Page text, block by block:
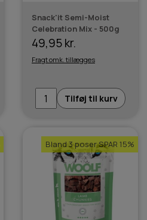
Snack'it Semi-Moist
Celebration Mix - 500g
49,95 kr.
Fragt omk. tillægges
Tilføj til kurv
Bland 3 poser SPAR 15%